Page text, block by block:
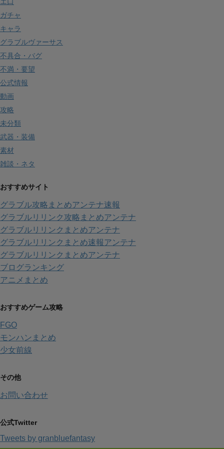
エ口
ガチャ
キャラ
グラブルヴァーサス
不具合・バグ
不満・要望
公式情報
動画
攻略
未分類
武器・装備
素材
雑談・ネタ
おすすめサイト
グラブル攻略まとめアンテナ速報
グラブルリリンク攻略まとめアンテナ
グラブルリリンクまとめアンテナ
グラブルリリンクまとめ速報アンテナ
グラブルリリンクまとめアンテナ
ブログランキング
アニメまとめ
おすすめゲーム攻略
FGO
モンハンまとめ
少女前線
その他
お問い合わせ
公式Twitter
Tweets by granbluefantasy